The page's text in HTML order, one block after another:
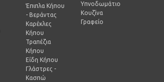
Έπιπλα Κήπου
- Βεράντας
Καρέκλες
Κήπου
Τραπέζια
Κήπου
Είδη Κήπου
Γλάστρες -
Κασπώ
Υπνοδωμάτιο
Κουζίνα
Γραφείο